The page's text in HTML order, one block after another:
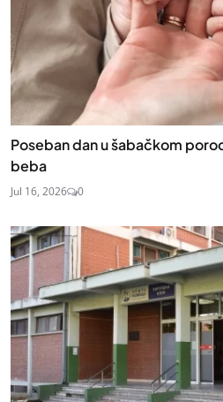
Poseban dan u šabačkom
beba
Jul 16, 2026 0